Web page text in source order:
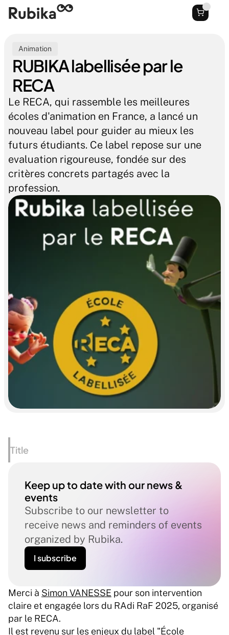
Animation
RUBIKA labellisée par le
RECA
Le RECA, qui rassemble les meilleures
écoles d'animation en France, a lancé un
nouveau label pour guider au mieux les
futurs étudiants. Ce label repose sur une
evaluation rigoureuse, fondée sur des
critères concrets partagés avec la
profession.
Title
Keep up to date with our news &
events
Subscribe to our newsletter to
receive news and reminders of events
organized by Rubika.
I subscribe
Merci à Simon VANESSE pour son intervention
claire et engagée lors du RAdi RaF 2025, organisé
par le RECA.
Il est revenu sur les enjeux du label "École